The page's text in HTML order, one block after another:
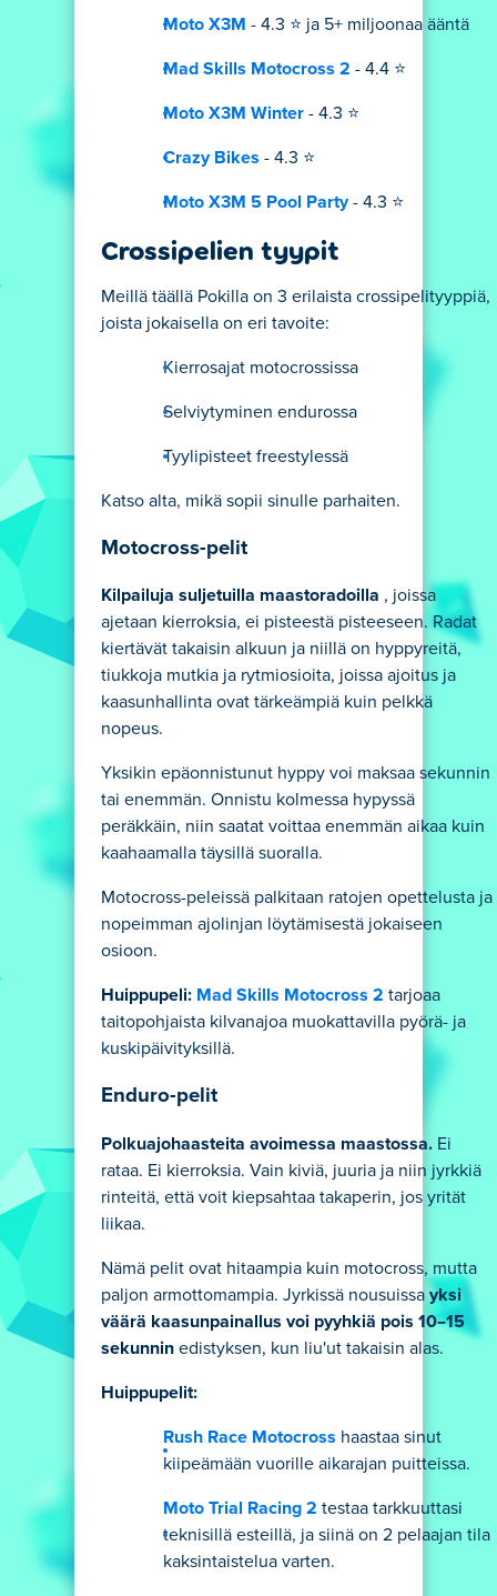
Moto X3M - 4.3 ⭐ ja 5+ miljoonaa ääntä
Mad Skills Motocross 2 - 4.4 ⭐
Moto X3M Winter - 4.3 ⭐
Crazy Bikes - 4.3 ⭐
Moto X3M 5 Pool Party- 4.3 ⭐
Crossipelien tyypit
Meillä täällä Pokilla on 3 erilaista crossipelityyppiä,
joista jokaisella on eri tavoite:
Kierrosajat motocrossissa
Selviytyminen endurossa
Tyylipisteet freestylessä
Katso alta, mikä sopii sinulle parhaiten.
Motocross-pelit
Kilpailuja suljetuilla maastoradoilla , joissa
ajetaan kierroksia, ei pisteestä pisteeseen. Radat
kiertävät takaisin alkuun ja niillä on hyppyreitä,
tiukkoja mutkia ja rytmiosioita, joissa ajoitus ja
kaasunhallinta ovat tärkeämpiä kuin pelkkä
nopeus.
Yksikin epäonnistunut hyppy voi maksaa sekunnin
tai enemmän. Onnistu kolmessa hypyssä
peräkkäin, niin saatat voittaa enemmän aikaa kuin
kaahaamalla täysillä suoralla.
Motocross-peleissä palkitaan ratojen opettelusta ja
nopeimman ajolinjan löytämisestä jokaiseen
osioon.
Huippupeli: Mad Skills Motocross 2 tarjoaa
taitopohjaista kilvanajoa muokattavilla pyörä- ja
kuskipäivityksillä.
Enduro-pelit
Polkuajohaasteita avoimessa maastossa. Ei
rataa. Ei kierroksia. Vain kiviä, juuria ja niin jyrkkiä
rinteitä, että voit kiepsahtaa takaperin, jos yrität
liikaa.
Nämä pelit ovat hitaampia kuin motocross, mutta
paljon armottomampia. Jyrkissä nousuissa yksi
väärä kaasunpainallus voi pyyhkiä pois 10–15
sekunnin edistyksen, kun liu'ut takaisin alas.
Huippupelit:
Rush Race Motocross haastaa sinut
kiipeämään vuorille aikarajan puitteissa.
Moto Trial Racing 2 testaa tarkkuuttasi
teknisillä esteillä, ja siinä on 2 pelaajan tila
kaksintaistelua varten.